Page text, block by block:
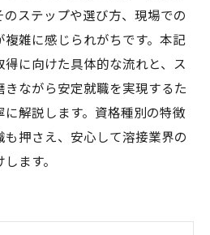
ステップや選び方、現場での
雑に感じられがちです。本記
に向けた具体的な流れと、ス
ながら安定就職を実現するた
解説します。資格種別の特徴
押さえ、安心して溶接業界の
ます。